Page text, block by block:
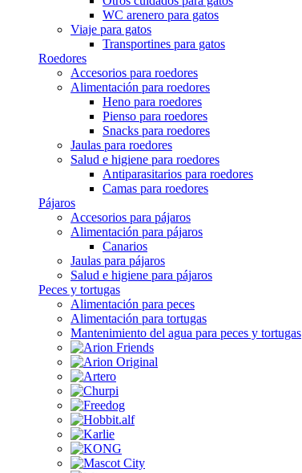
WC arenero para gatos
Viaje para gatos
Transportines para gatos
Roedores
Accesorios para roedores
Alimentación para roedores
Heno para roedores
Pienso para roedores
Snacks para roedores
Jaulas para roedores
Salud e higiene para roedores
Antiparasitarios para roedores
Camas para roedores
Pájaros
Accesorios para pájaros
Alimentación para pájaros
Canarios
Jaulas para pájaros
Salud e higiene para pájaros
Peces y tortugas
Alimentación para peces
Alimentación para tortugas
Mantenimiento del agua para peces y tortugas